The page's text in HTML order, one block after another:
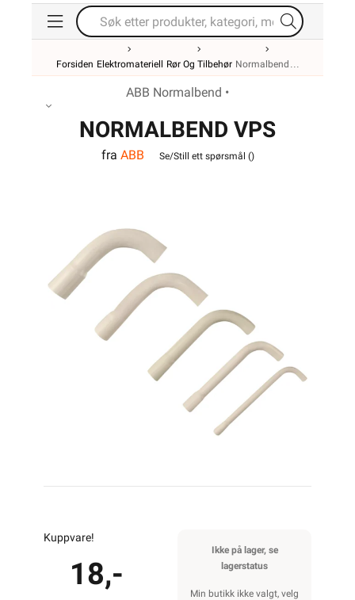
Forsiden Elektromateriell Rør Og Tilbehør Normalbend
ABB Normalbend •
NORMALBEND VPS
32MM
fra ABB Se/Still ett spørsmål ()
Kuppvare!
18,-
Ikke på lager, se
lagerstatus
Min butikk ikke valgt, velg